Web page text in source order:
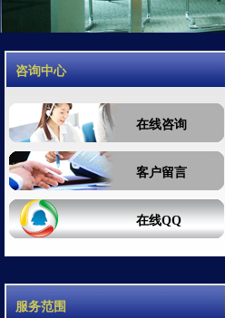
咨询中心
在线咨询
客户留言
在线QQ
服务范围